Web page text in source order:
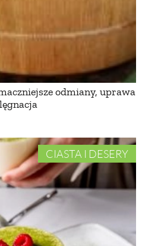
odmiany, uprawa
CIASTA I DESERY
I DESERY